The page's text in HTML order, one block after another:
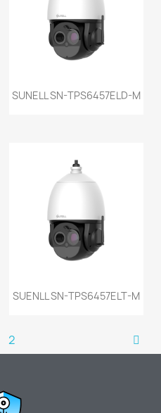
SUNELL SN-TPS6457ELD-M
SUENLL SN-TPS6457ELT-M
2